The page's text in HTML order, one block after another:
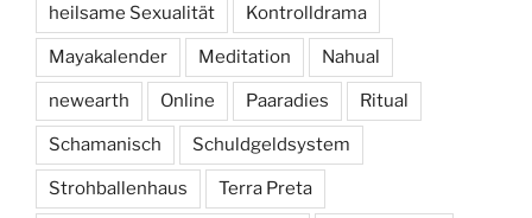
heilsame Sexualität Kontrolldrama
Mayakalender Meditation Nahual
newearth Online Paaradies Ritual
Schamanisch Schuldgeldsystem
Strohballenhaus Terra Preta